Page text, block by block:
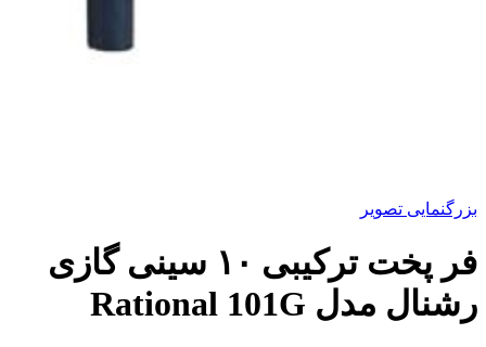
بزرگنمایی تصویر
فر پخت ترکیبی ۱۰ سینی گازی
رشنال مدل Rational 101G